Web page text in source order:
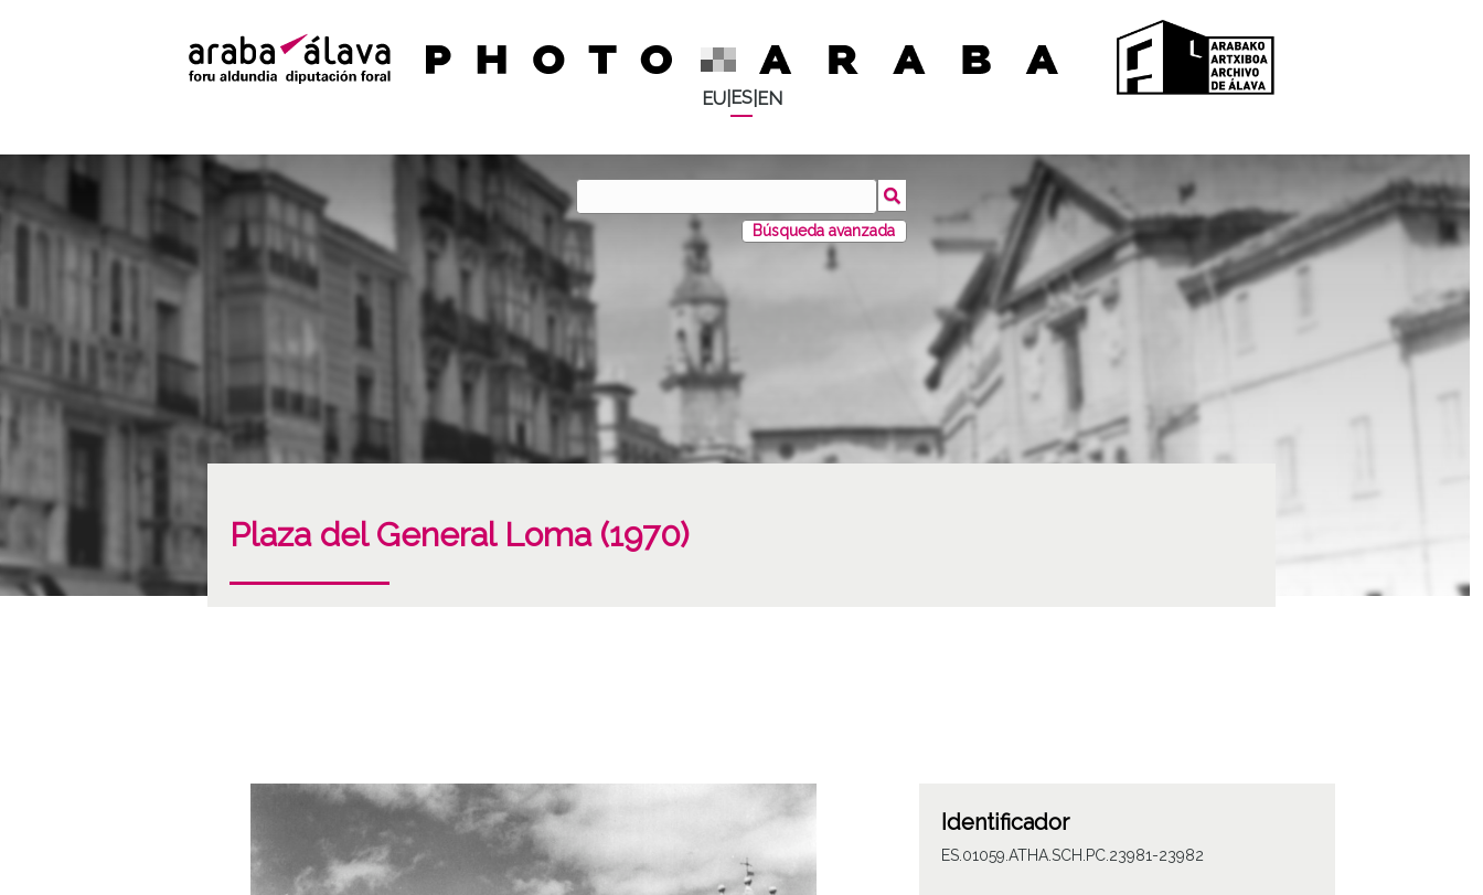
EU| ES| EN
Búsqueda avanzada
Plaza del General Loma (1970)
Identificador
ES.01059.ATHA.SCH.PC.23981-23982